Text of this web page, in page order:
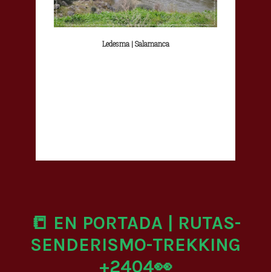
Ledesma | Salamanca
📒 EN PORTADA | RUTAS-
SENDERISMO-TREKKING
+2404👀